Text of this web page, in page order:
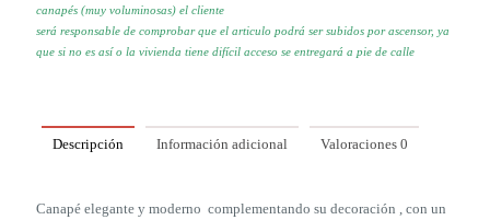
canapés (muy voluminosas) el cliente
será responsable de comprobar que el articulo podrá ser subidos porascensor, ya
que si no es así o la vivienda tiene difícil acceso se entregará a pie de calle
Descripción Información adicional Valoraciones 0
Canapé elegante y moderno complementando su decoración , con un